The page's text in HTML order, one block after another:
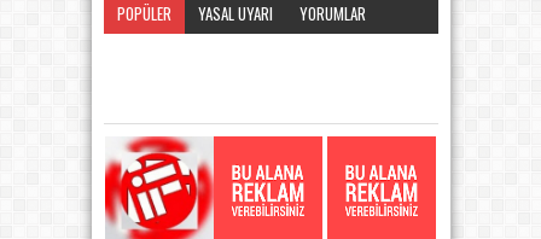
POPÜLER YASAL UYARI
YORUMLAR